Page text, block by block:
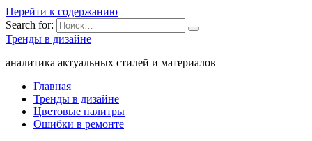
Перейти к содержанию
Search for:
Тренды в дизайне
аналитика актуальных стилей и материалов
Главная
Тренды в дизайне
Цветовые палитры
Ошибки в ремонте